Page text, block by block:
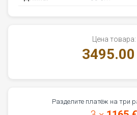
Цена товара:
Разделите платёж на три